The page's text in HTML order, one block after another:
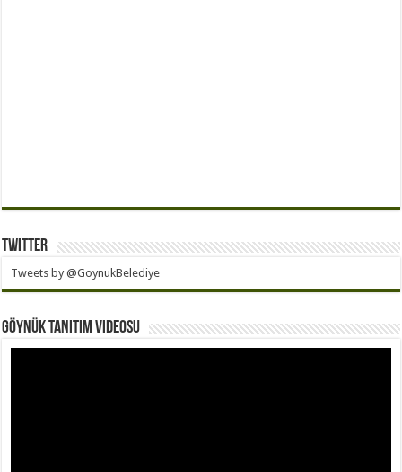
Twitter
Tweets by @GoynukBelediye
Göynük Tanıtım Videosu